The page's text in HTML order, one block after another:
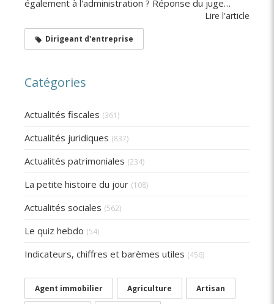
également à l'administration ? Réponse du juge…
Lire l'article
Dirigeant d'entreprise
Catégories
Actualités fiscales (361)
Actualités juridiques (837)
Actualités patrimoniales (234)
La petite histoire du jour (108)
Actualités sociales (562)
Le quiz hebdo (54)
Indicateurs, chiffres et barèmes utiles (456)
Agent immobilier Agriculture Artisan